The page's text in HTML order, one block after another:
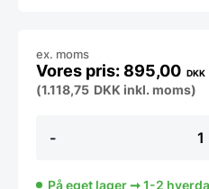
-
fra
895,00 DKK
ex. moms
(1.118,75 DKK inkl. moms)
På eget lager ➞ 1-2